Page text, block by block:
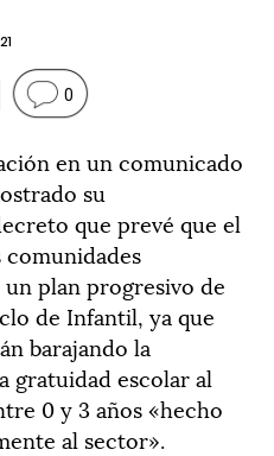
0
en un comunicado
su
que prevé que el
plan progresivo de
de Infantil, ya que
barajando la
gratuidad escolar al
0 y 3 años «hecho
al sector».